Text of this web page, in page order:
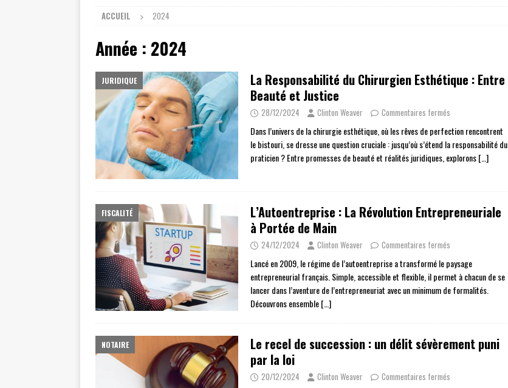
ACCUEIL 2024
Année : 2024
JURIDIQUE
La Responsabilité du Chirurgien Esthétique : Entre
Beauté et Justice
28/12/2024 Clinton Weaver Commentaires fermés
Dans l’univers de la chirurgie esthétique, où les rêves de perfection rencontrent
le bistouri, se dresse une question cruciale : jusqu’où s’étend la responsabilité du
praticien ? Entre promesses de beauté et réalités juridiques, explorons[…]
FISCALITÉ
L’Autoentreprise : La Révolution Entrepreneuriale
à Portée de Main
24/12/2024 Clinton Weaver Commentaires fermés
Lancé en 2009, le régime de l’autoentreprise a transformé le paysage
entrepreneurial français. Simple, accessible et flexible, il permet à chacun de se
lancer dans l’aventure de l’entrepreneuriat avec un minimum de formalités.
Découvrons ensemble[…]
NOTAIRE
Le recel de succession : un délit sévèrement puni
par la loi
20/12/2024 Clinton Weaver Commentaires fermés